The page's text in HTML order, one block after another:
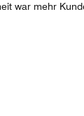
war mehr